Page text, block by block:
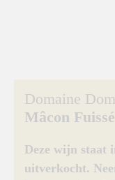
Domaine
Mâcon
Deze wijn staat
uitverkocht.